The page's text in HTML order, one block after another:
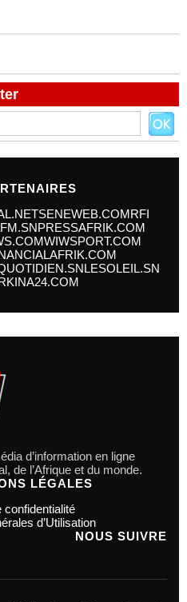
SENEWEB.COMRFI
PRESSAFRIK.COM
WIWSPORT.COM
LESOLEIL.SN
d’information en ligne
de l’Afrique et du monde.
LÉGALES
confidentialité
d’Utilisation
NOUS SUIVRE